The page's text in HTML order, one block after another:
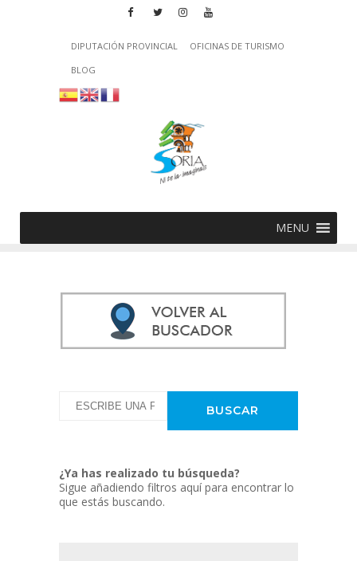
DIPUTACIÓN PROVINCIAL
OFICINAS DE TURISMO
BLOG
MENU
¿Ya has realizado tu búsqueda?
Sigue añadiendo filtros aquí para encontrar lo
que estás buscando.